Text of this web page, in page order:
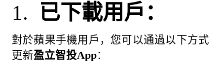
1. 已下載用戶：
對於蘋果手機用戶，您可以通過以下方式
更新盈立智投App：